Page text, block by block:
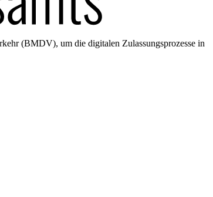
(BMDV), um die digitalen Zulassungsprozesse in